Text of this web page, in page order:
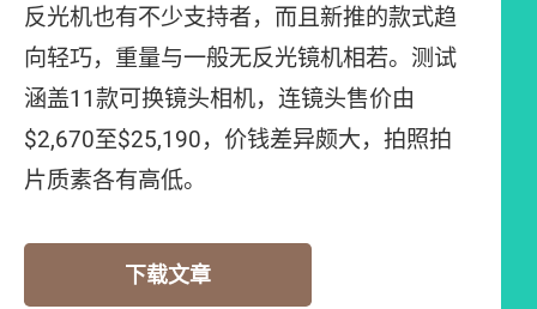
反光机也有不少支持者，而且新推的款式趋
向轻巧，重量与一般无反光镜机相若。测试
涵盖11款可换镜头相机，连镜头售价由
$2,670至$25,190，价钱差异颇大，拍照拍
片质素各有高低。
下载文章